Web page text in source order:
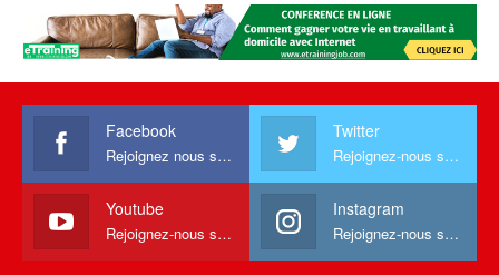
Facebook
Rejoignez nous sur facebook
Twitter
Rejoignez-nous sur Twitter
Youtube
Rejoignez-nous sur Youtube
Instagram
Rejoignez-nous sur Instagram